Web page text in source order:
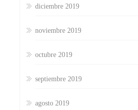
diciembre 2019
noviembre 2019
octubre 2019
septiembre 2019
agosto 2019